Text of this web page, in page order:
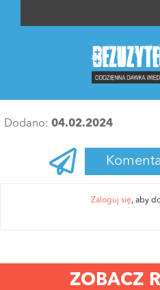
Dodano: 04.02.2024
Zaloguj się, aby
ZOBACZ